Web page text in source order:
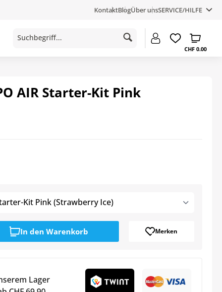
KontaktBlogÜber unsSERVICE/HILFE
CHF 0.00
AIR Starter-Kit Pink
Kit Pink (Strawberry Ice)
In den Warenkorb Merken
Lager